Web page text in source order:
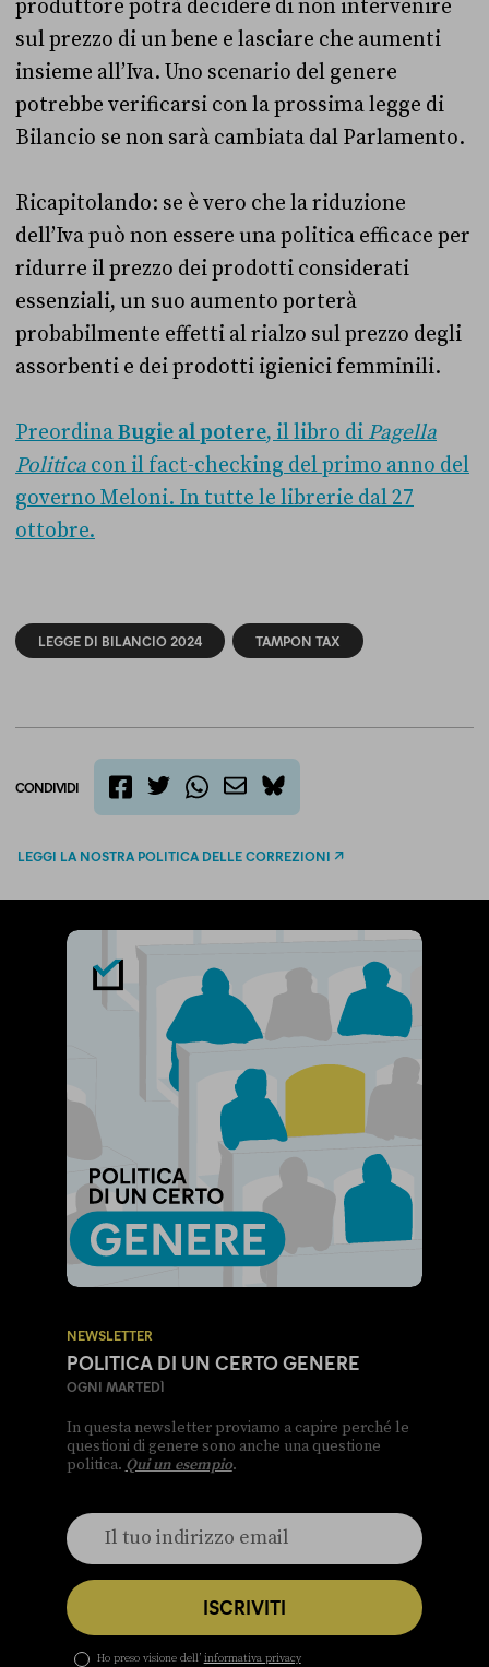
produttore potrà decidere di non intervenire
sul prezzo di un bene e lasciare che aumenti
insieme all’Iva. Uno scenario del genere
potrebbe verificarsi con la prossima legge di
Bilancio se non sarà cambiata dal Parlamento.
Ricapitolando: se è vero che la riduzione
dell’Iva può non essere una politica efficace per
ridurre il prezzo dei prodotti considerati
essenziali, un suo aumento porterà
probabilmente effetti al rialzo sul prezzo degli
assorbenti e dei prodotti igienici femminili.
PreordinaBugie al potere, il libro di Pagella
Politica con il fact-checking del primo anno del
governo Meloni. In tutte le librerie dal 27
ottobre.
LEGGE DI BILANCIO 2024 TAMPON TAX
CONDIVIDI
bluesky
LEGGI LA NOSTRA POLITICA DELLE CORREZIONI
NEWSLETTER
POLITICA DI UN CERTO GENERE
OGNI MARTEDÌ
In questa newsletter proviamo a capire perché le
questioni di genere sono anche una questione
politica. Qui un esempio.
ISCRIVITI
Ho preso visione dell’ informativa privacy